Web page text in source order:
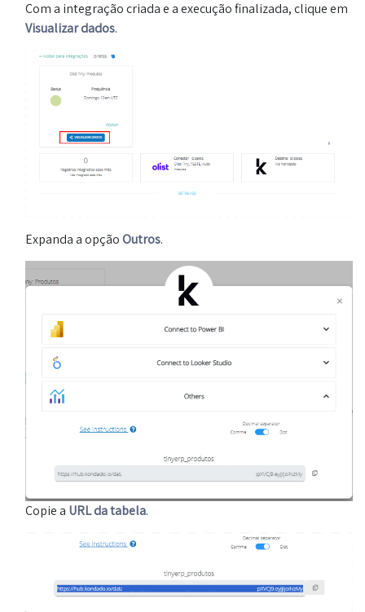
Com a integração criada e a execução finalizada, clique em
Visualizar dados.
Expanda a opçãoOutros.
Copie a URL da tabela.